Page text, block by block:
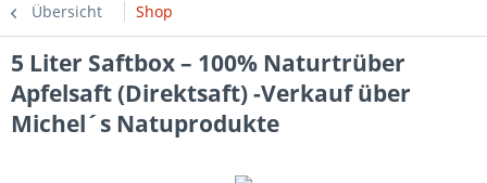
Übersicht Shop
5 Liter Saftbox – 100% Naturtrüber
Apfelsaft (Direktsaft) -Verkauf über
Michel´s Natuprodukte